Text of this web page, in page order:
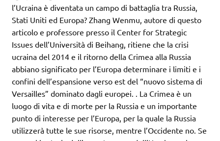
l’Ucraina è diventata un campo di battaglia tra Russia,
Stati Uniti ed Europa? Zhang Wenmu, autore di questo
articolo e professore presso il Center for Strategic
Issues dell’Università di Beihang, ritiene che la crisi
ucraina del 2014 e il ritorno della Crimea alla Russia
abbiano significato per l’Europa determinare i limiti e i
confini dell’espansione verso est del “nuovo sistema di
Versailles” dominato dagli europei. . La Crimea è un
luogo di vita e di morte per la Russia e un importante
punto di interesse per l’Europa, per la quale la Russia
utilizzerà tutte le sue risorse, mentre l’Occidente no. Se